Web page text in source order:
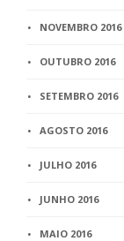
NOVEMBRO 2016
OUTUBRO 2016
SETEMBRO 2016
AGOSTO 2016
JULHO 2016
JUNHO 2016
MAIO 2016